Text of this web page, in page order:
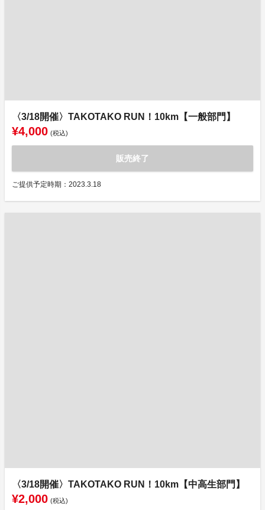
〈3/18開催〉TAKOTAKO RUN！10km【一般部門】
¥4,000 (税込)
販売終了
ご提供予定時期：2023.3.18
〈3/18開催〉TAKOTAKO RUN！10km【中高生部門】
¥2,000 (税込)